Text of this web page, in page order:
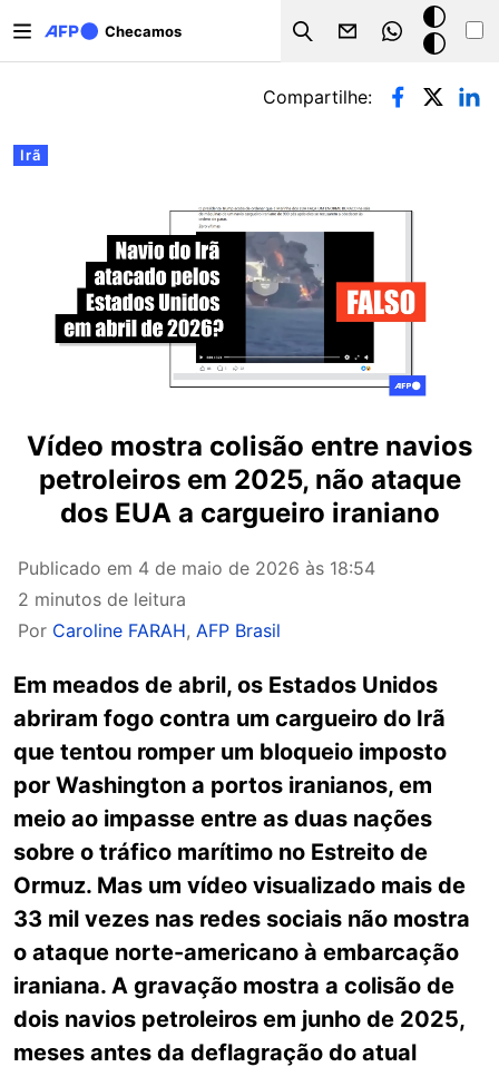
Checamos
Search
Modo
escuro
Abas primárias
Irã
Compartilhe:
Vídeo mostra colisão entre navios
petroleiros em 2025, não ataque
dos EUA a cargueiro iraniano
Publicado em 4 de maio de 2026 às 18:54
2 minutos de leitura
Por Caroline FARAH, AFP Brasil
Em meados de abril, os Estados Unidos
abriram fogo contra um cargueiro do Irã
que tentou romper um bloqueio imposto
por Washington a portos iranianos, em
meio ao impasse entre as duas nações
sobre o tráfico marítimo no Estreito de
Ormuz. Mas um vídeo visualizado mais de
33 mil vezes nas redes sociais não mostra
o ataque norte-americano à embarcação
iraniana. A gravação mostra a colisão de
dois navios petroleiros em junho de 2025,
meses antes da deflagração do atual